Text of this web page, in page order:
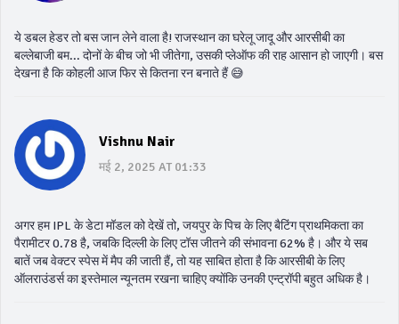
ये डबल हेडर तो बस जान लेने वाला है! राजस्थान का घरेलू जादू और आरसीबी का
बल्लेबाजी बम... दोनों के बीच जो भी जीतेगा, उसकी प्लेऑफ की राह आसान हो जाएगी। बस
देखना है कि कोहली आज फिर से कितना रन बनाते हैं 😅
Vishnu Nair
मई 2, 2025 AT 01:33
अगर हम IPL के डेटा मॉडल को देखें तो, जयपुर के पिच के लिए बैटिंग प्राथमिकता का
पैरामीटर 0.78 है, जबकि दिल्ली के लिए टॉस जीतने की संभावना 62% है। और ये सब
बातें जब वेक्टर स्पेस में मैप की जाती हैं, तो यह साबित होता है कि आरसीबी के लिए
ऑलराउंडर्स का इस्तेमाल न्यूनतम रखना चाहिए क्योंकि उनकी एन्ट्रॉपी बहुत अधिक है।